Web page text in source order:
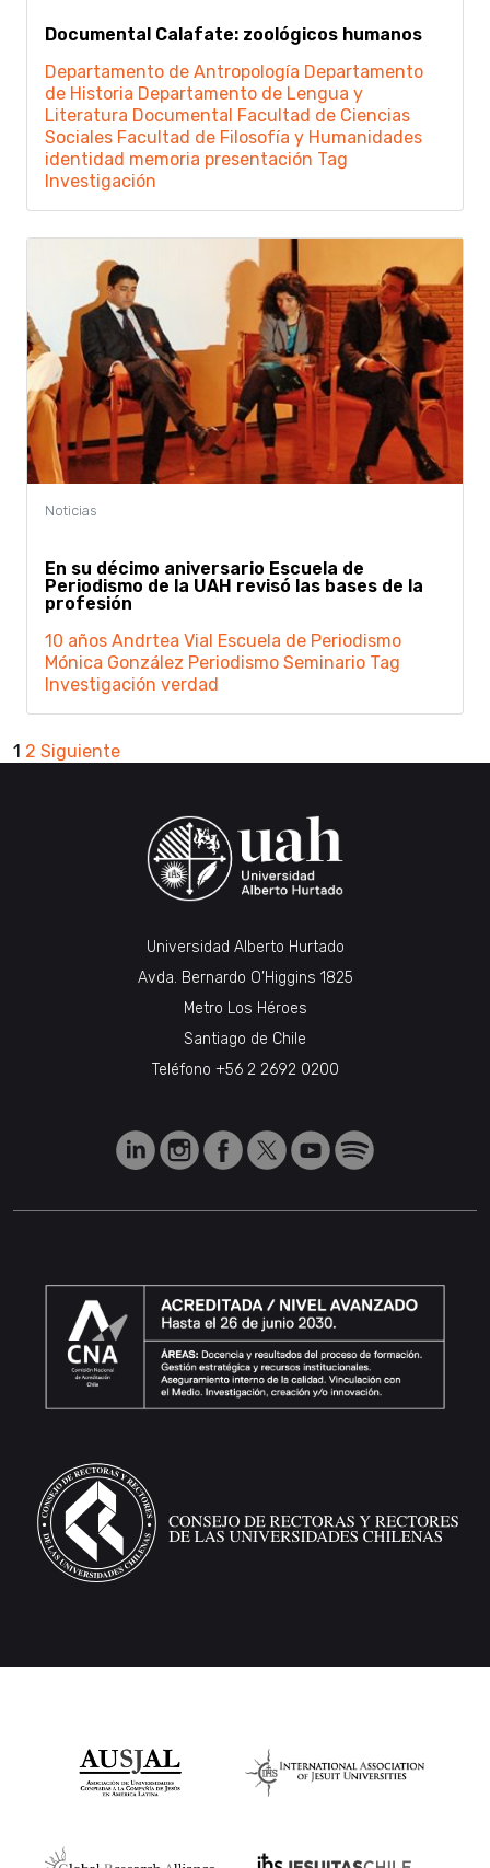
Documental Calafate: zoológicos humanos
Departamento de Antropología Departamento
de Historia Departamento de Lengua y
Literatura Documental Facultad de Ciencias
Sociales Facultad de Filosofía y Humanidades
identidad memoria presentación Tag
Investigación
En su décimo aniversario Escuela de
Periodismo de la UAH revisó las bases de la
profesión
10 años Andrtea Vial Escuela de Periodismo
Mónica González Periodismo Seminario Tag
Investigación verdad
Paginación
entradas
1 2 Siguiente
Universidad Alberto Hurtado
Avda. Bernardo O’Higgins 1825
Metro Los Héroes
Santiago de Chile
Teléfono +56 2 2692 0200